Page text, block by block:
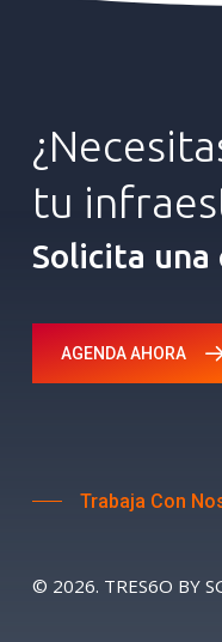
tu
Solicita una
AGENDA AHORA
Trabaja Con
© 2026. TRES6O BY